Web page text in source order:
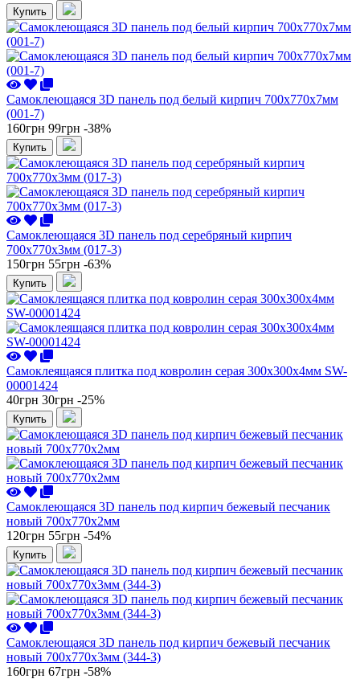
Купить
Самоклеющаяся 3D панель под белый кирпич 700x770x7мм
(001-7)
160грн 99грн -38%
Купить
Самоклеющаяся 3D панель под серебряный кирпич
700x770x3мм (017-3)
150грн 55грн -63%
Купить
Самоклеящаяся плитка под ковролин серая 300х300х4мм SW-
00001424
40грн 30грн -25%
Купить
Самоклеющаяся 3D панель под кирпич бежевый песчаник
новый 700x770x2мм
120грн 55грн -54%
Купить
Самоклеющаяся 3D панель под кирпич бежевый песчаник
новый 700x770x3мм (344-3)
160грн 67грн -58%